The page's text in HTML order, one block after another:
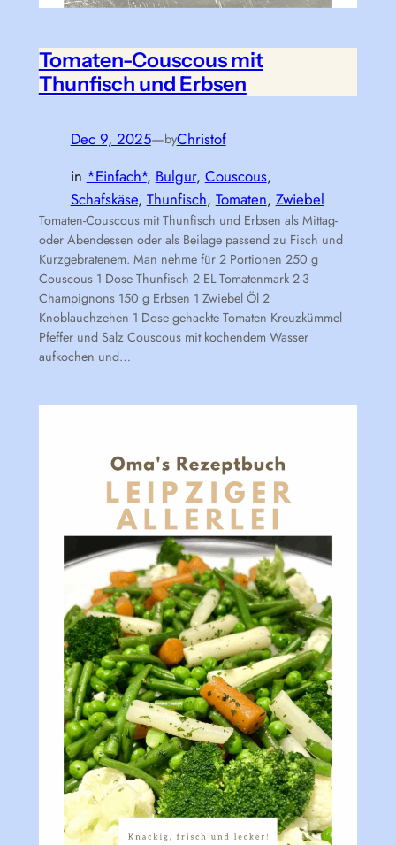
Tomaten-Couscous mit
Thunfisch und Erbsen
Dec 9, 2025—byChristof
in *Einfach*, Bulgur, Couscous
Schafskäse, Thunfisch, Tomaten, Zwiebel
Tomaten-Couscous mit Thunfisch und Erbsen als Mittag-
oder Abendessen oder als Beilage passend zu Fisch und
Kurzgebratenem. Man nehme für 2 Portionen 250 g
Couscous 1 Dose Thunfisch 2 EL Tomatenmark 2-3
Champignons 150 g Erbsen 1 Zwiebel Öl 2
Knoblauchzehen 1 Dose gehackte Tomaten Kreuzkümmel
Pfeffer und Salz Couscous mit kochendem Wasser
aufkochen und…